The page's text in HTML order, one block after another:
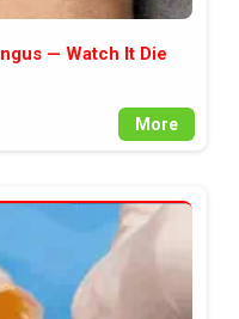
— Watch It Die
More